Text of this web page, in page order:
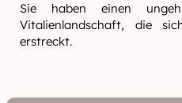
Sie haben einen
Vitalienlandschaft, die
erstreckt.